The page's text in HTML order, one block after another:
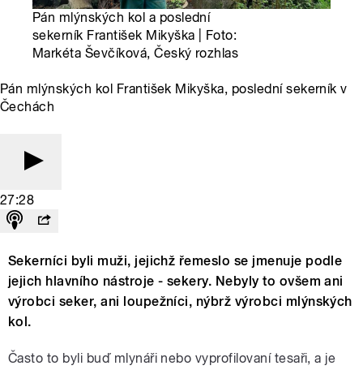
Pán mlýnských kol a poslední
sekerník František Mikyška | Foto:
Markéta Ševčíková, Český rozhlas
Pán mlýnských kol František Mikyška, poslední sekerník v
Čechách
27:28
Sekerníci byli muži, jejichž řemeslo se jmenuje podle
jejich hlavního nástroje - sekery. Nebyly to ovšem ani
výrobci seker, ani loupežníci, nýbrž výrobci mlýnských
kol.
Často to byli buď mlynáři nebo vyprofilovaní tesaři, a je